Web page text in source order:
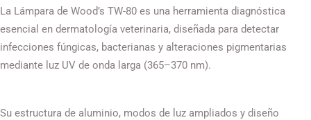
La Lámpara de Wood’s TW-80 es una herramienta diagnóstica
esencial en dermatología veterinaria, diseñada para detectar
infecciones fúngicas, bacterianas y alteraciones pigmentarias
mediante luz UV de onda larga (365–370 nm).
Su estructura de aluminio, modos de luz ampliados y diseño